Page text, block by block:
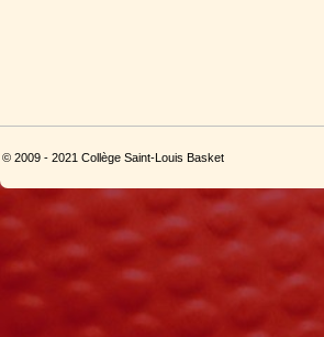
© 2009 - 2021 Collège Saint-Louis Basket